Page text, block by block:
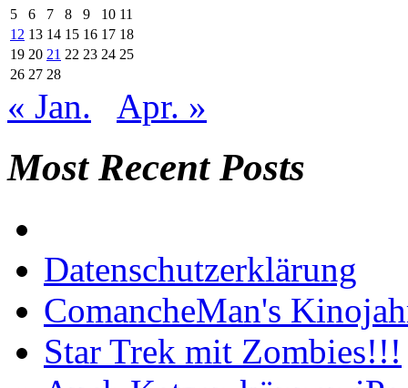
5
6 7 8 9 10 11
12 13 14 15 16 17 18
19 20 21 22 23 24 25
26 27 28
« Jan. Apr. »
Most Recent Posts
Datenschutzerklärung
ComancheMan's
Star Trek mit Zombies!!!